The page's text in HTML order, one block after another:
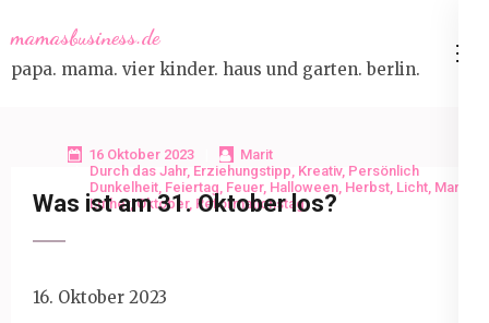
to
content
mamasbusiness.de
papa. mama. vier kinder. haus und garten. berlin.
16 Oktober 2023
Marit
Durch das Jahr, Erziehungstipp, Kreativ, Persönlich
Dunkelheit, Feiertag, Feuer, Halloween, Herbst, Licht, Martin
Luther,Oktober, Reformationstag
Was ist am 31. Oktober los?
16. Oktober 2023